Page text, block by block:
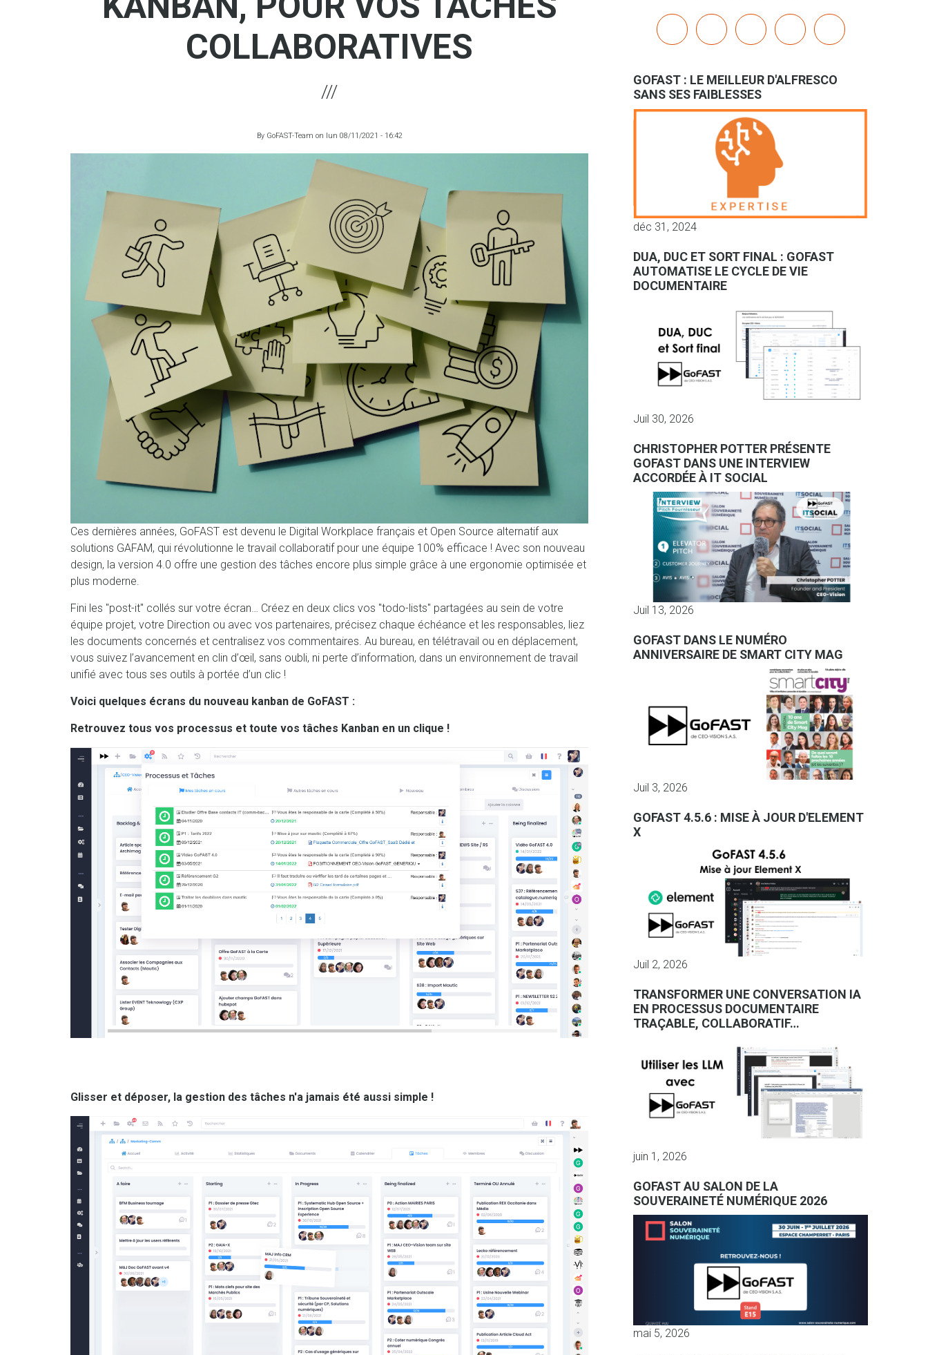
COLLABORATIVES
By GoFAST-Team on lun 08/11/2021 - 16:42
Ces dernières années, GoFAST est devenu le Digital Workplace français et Open Source alternatif aux
solutions GAFAM, qui révolutionne le travail collaboratif pour une équipe 100% efficace ! Avec son nouveau
design, la version 4.0 offre une gestion des tâches encore plus simple grâce à une ergonomie optimisée et
plus moderne.
Fini les "post-it" collés sur votre écran… Créez en deux clics vos "todo-lists" partagées au sein de votre
équipe projet, votre Direction ou avec vos partenaires, précisez chaque échéance et les responsables, liez
les documents concernés et centralisez vos commentaires. Au bureau, en télétravail ou en déplacement,
vous suivez l’avancement en clin d’œil, sans oubli, ni perte d’information, dans un environnement de travail
unifié avec tous ses outils à portée d’un clic !
Voici quelques écrans du nouveau kanban de GoFAST :
Retrouvez tous vos processus et toute vos tâches Kanban en un clique !
Glisser et déposer, la gestion des tâches n'a jamais été aussi simple !
linkedinyoutubebluesky mastodon
GOFAST : LE MEILLEUR D'ALFRESCO
SANS SES FAIBLESSES
déc 31, 2024
DUA, DUC ET SORT FINAL : GOFAST
AUTOMATISE LE CYCLE DE VIE
DOCUMENTAIRE
Juil 30, 2026
CHRISTOPHER POTTER PRÉSENTE
GOFAST DANS UNE INTERVIEW
ACCORDÉE À IT SOCIAL
Juil 13, 2026
GOFAST DANS LE NUMÉRO
ANNIVERSAIRE DE SMART CITY MAG
Juil 3, 2026
GOFAST 4.5.6 : MISE À JOUR D'ELEMENT
X
Juil 2, 2026
TRANSFORMER UNE CONVERSATION IA
EN PROCESSUS DOCUMENTAIRE
TRAÇABLE, COLLABORATIF…
juin 1, 2026
GOFAST AU SALON DE LA
SOUVERAINETÉ NUMÉRIQUE 2026
mai 5, 2026